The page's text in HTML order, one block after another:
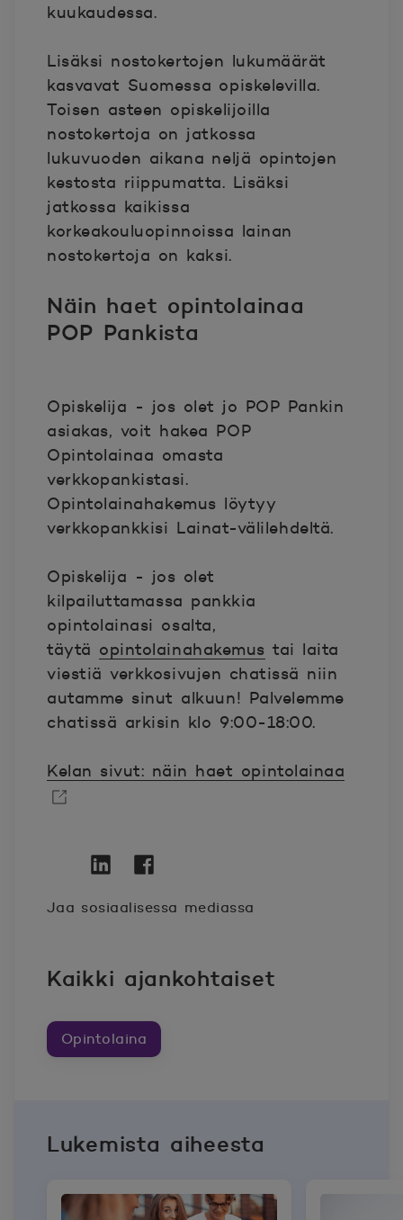
kuukaudessa.
Lisäksi nostokertojen lukumäärät
kasvavat Suomessa opiskelevilla.
Toisen asteen opiskelijoilla
nostokertoja on jatkossa
lukuvuoden aikana neljä opintojen
kestosta riippumatta. Lisäksi
jatkossa kaikissa
korkeakouluopinnoissa lainan
nostokertoja on kaksi.
Näin haet opintolainaa
POP Pankista
Opiskelija - jos olet jo POP Pankin
asiakas, voit hakea POP
Opintolainaa omasta
verkkopankistasi.
Opintolainahakemus löytyy
verkkopankkisi Lainat-välilehdeltä.
Opiskelija - jos olet
kilpailuttamassa pankkia
opintolainasi osalta,
täytä opintolainahakemus tai laita
viestiä verkkosivujen chatissä niin
autamme sinut alkuun! Palvelemme
chatissä arkisin klo 9:00-18:00.
Kelan sivut: näin haet opintolainaa
Avautuu uuteen ikkunaan.
Jaa sosiaalisessa mediassa
Kaikki ajankohtaiset
Opintolaina
Lukemista aiheesta